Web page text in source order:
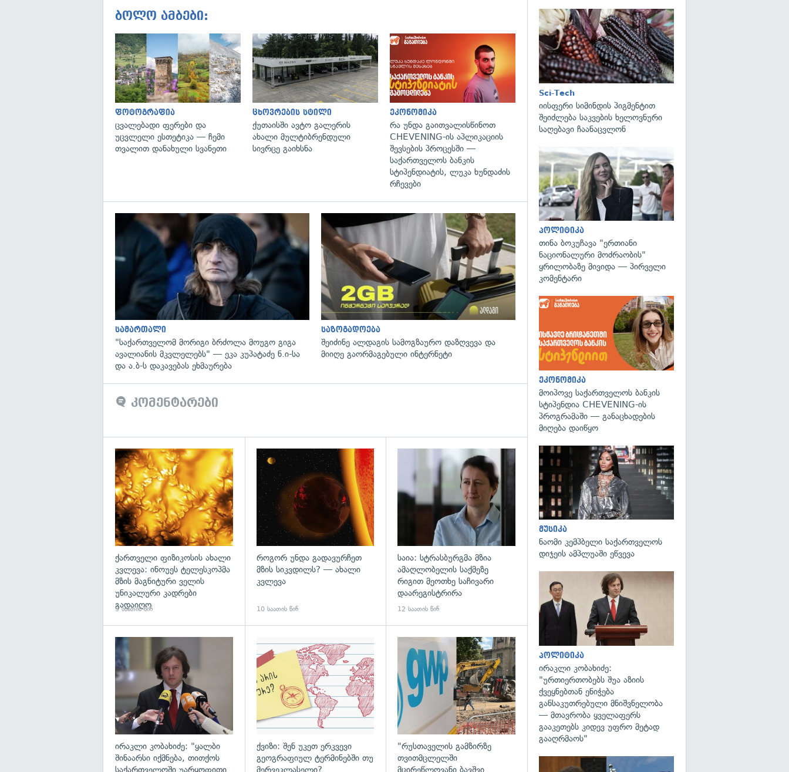
ბოლო ამბები:
გადახედვა
ფოტოგრაფია
ცვალებადი ფერები და
უცვლელი ესთეტიკა — ჩემი
თვალით დანახული სვანეთი
ცხოვრების სტილი
ქუთაისში ავტო გალერის
ახალი მულტიბრენდული
სივრცე გაიხსნა
ეკონომიკა
რა უნდა გაითვალისწინოთ
CHEVENING-ის აპლიკაციის
შევსების პროცესში —
საქართველოს ბანკის
სტიპენდიატის, ლუკა ხუნდაძის
რჩევები
გადახედვა
სამართალი
"საქართველომ მორიგი ბრძოლა მოუგო გიგა
ავალიანის მკვლელებს" — ეკა კუპატაძე ნ.ი-სა
და ა.ბ-ს დაკავებას ეხმაურება
საზოგადოება
შეიძინე ალდაგის სამოგზაურო დაზღვევა და
მიიღე გაორმაგებული ინტერნეტი
კომენტარები
გადახედვა
ქართველი ფიზიკოსის ახალი
კვლევა: ინოუეს ტელესკოპმა
მზის მაგნიტური ველის
უნიკალური კადრები
გადაიღო
9 საათის წინ
როგორ უნდა გადავურჩეთ
მზის სიკვდილს? — ახალი
კვლევა
10 საათის წინ
გადახედვა
საია: სტრასბურგმა მზია
ამაღლობელის საქმეზე
რიგით მეოთხე საჩივარი
დაარეგისტრირა
12 საათის წინ
გადახედვა
ირაკლი კობახიძე: "ყალბი
შინაარსი იქმნება, თითქოს
საქართველოში უარყოფითი
ქვიზი: შენ უკეთ ერკვევი
გეოგრაფიულ ტერმინებში თუ
მერვეკლასელი?
"რუსთაველის გამზირზე
თვითმცლელში
მცირეწლოვანი ბავშვი
Sci-Tech
იისფერი სიმინდის პიგმენტით
შეიძლება საკვების ხელოვნური
საღებავი ჩაანაცვლონ
პოლიტიკა
თინა ბოკუჩავა "ერთიანი
ნაციონალური მოძრაობის"
ყრილობაზე მივიდა — პირველი
კომენტარი
ეკონომიკა
მოიპოვე საქართველოს ბანკის
სტიპენდია CHEVENING-ის
პროგრამაში — განაცხადების
მიღება დაიწყო
მუსიკა
ნაომი კემპბელი საქართველოს
დიჯეის ამპლუაში ეწვევა
პოლიტიკა
ირაკლი კობახიძე:
"ურთიერთობებს შუა აზიის
ქვეყნებთან ენიჭება
განსაკუთრებული მნიშვნელობა
— მთავრობა ყველაფერს
გააკეთებს კიდევ უფრო მეტად
გააღრმაოს"